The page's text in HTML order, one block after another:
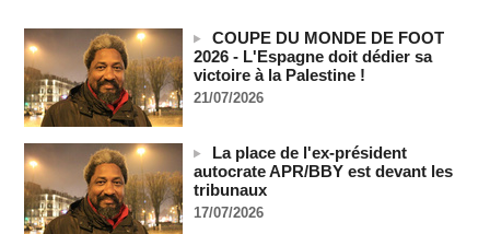
Les Bourses mondiales suspendues au Moyen-Orient,
records en Europe
06/08/2026 -
Soudan du Sud : Les avocats de Riek Machar sollicitent un
06/08/2026 -
France-Algérie: l'affaire Mehdi Laribi relance la coopération
policière contre le narcotrafic
06/08/2026 -
COUPE DU MONDE DE FOOT
2026 - L'Espagne doit dédier sa
victoire à la Palestine !
21/07/2026
La place de l'ex-président
autocrate APR/BBY est devant les
tribunaux
17/07/2026